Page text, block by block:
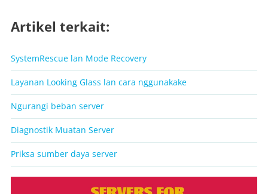
Artikel terkait:
SystemRescue lan Mode Recovery
Layanan Looking Glass lan cara nggunakake
Ngurangi beban server
Diagnostik Muatan Server
Priksa sumber daya server